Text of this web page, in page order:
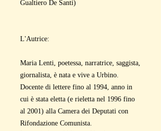
Gualtiero De Santi)
L'Autrice:
Maria Lenti, poetessa, narratrice, saggista,
giornalista, è nata e vive a Urbino.
Docente di lettere fino al 1994, anno in
cui è stata eletta (e rieletta nel 1996 fino
al 2001) alla Camera dei Deputati con
Rifondazione Comunista.